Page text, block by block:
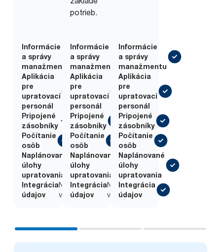
Informácie
a správy
manažmentu
Aplikácia
pre
upratovací
personál
Pripojené
zásobníky
Počítanie
osôb
Naplánované
úlohy
upratovania
Na
vyžiadanie
Integrácia
údajov
Na
vyžiadanie
potrieb.
Informácie
a správy
manažmentu
Aplikácia
pre
upratovací
personál
Pripojené
zásobníky
Počítanie
osôb
Naplánované
úlohy
upratovania
Na
vyžiadanie
Integrácia
údajov
Na
vyžiadanie
Informácie
a správy
manažmentu
Aplikácia
pre
upratovací
personál
Pripojené
zásobníky
Počítanie
osôb
Naplánované
úlohy
upratovania
Integrácia
údajov